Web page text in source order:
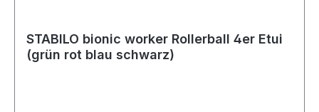
STABILO bionic worker Rollerball 4er Etui
(grün rot blau schwarz)